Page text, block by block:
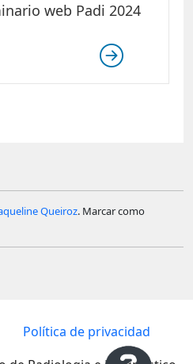
web Padi 2024
Queiroz. Marcar como
Política de privacidad